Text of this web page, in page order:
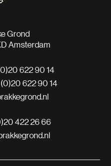
Grond
Amsterdam
622 90 14
(0)20 622 90 14
422 26 66